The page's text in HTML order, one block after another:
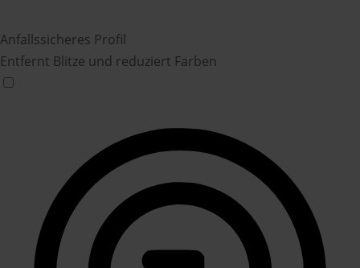
Anfallssicheres Profil
Entfernt Blitze und reduziert Farben